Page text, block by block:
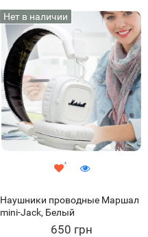
Нет в наличии
Наушники проводные Маршал
mini-Jack, Белый
650 грн